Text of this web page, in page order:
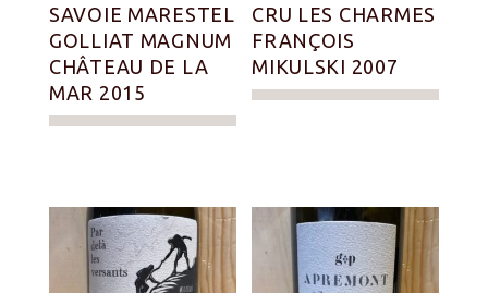
SAVOIE MARESTEL
GOLLIAT MAGNUM
CHÂTEAU DE LA
MAR 2015
CRU LES CHARMES
FRANÇOIS
MIKULSKI 2007